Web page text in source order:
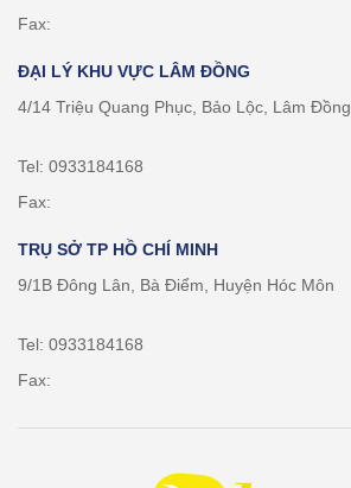
Fax:
ĐẠI LÝ KHU VỰC LÂM ĐỒNG
4/14 Triệu Quang Phục, Bảo Lộc, Lâm Đồng
Tel: 0933184168
Fax:
TRỤ SỞ TP HỒ CHÍ MINH
9/1B Đông Lân, Bà Điểm, Huyện Hóc Môn
Tel: 0933184168
Fax: